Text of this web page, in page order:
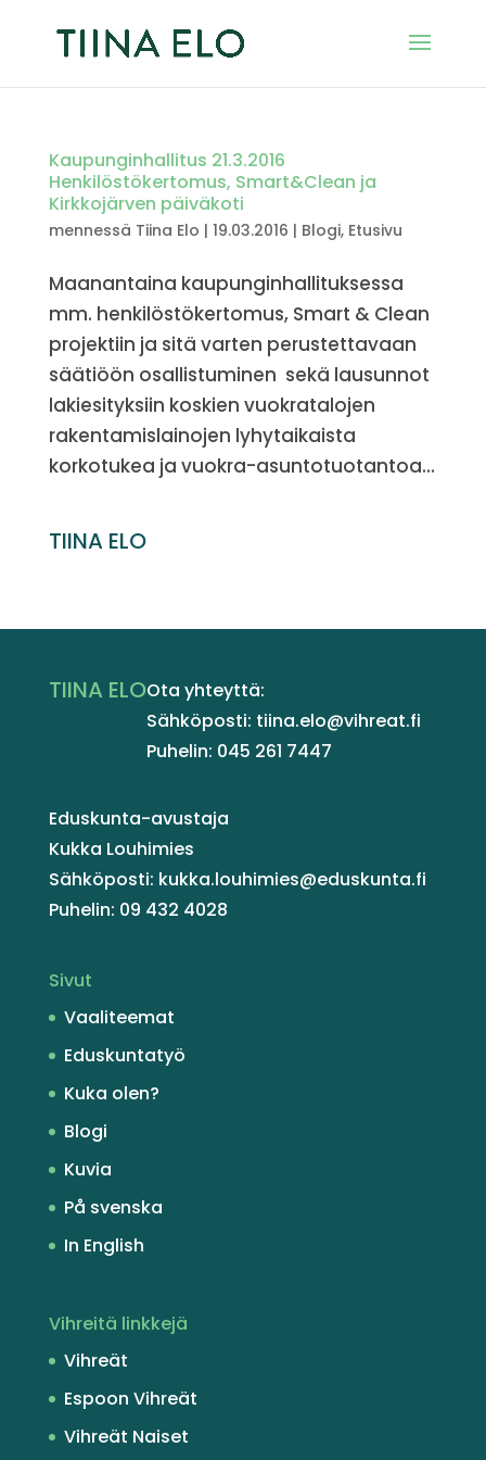
Kaupunginhallitus 21.3.2016
Henkilöstökertomus, Smart&Clean ja
Kirkkojärven päiväkoti
mennessä Tiina Elo | 19.03.2016 | Blogi, Etusivu
Maanantaina kaupunginhallituksessa
mm. henkilöstökertomus, Smart & Clean
projektiin ja sitä varten perustettavaan
säätiöön osallistuminen sekä lausunnot
lakiesityksiin koskien vuokratalojen
rakentamislainojen lyhytaikaista
korkotukea ja vuokra-asuntotuotantoa...
TIINA ELO
TIINA ELOOta yhteyttä:
Sähköposti: tiina.elo@vihreat.fi
Puhelin: 045 261 7447
Eduskunta-avustaja
Kukka Louhimies
Sähköposti: kukka.louhimies@eduskunta.fi
Puhelin: 09 432 4028
Sivut
Vaaliteemat
Eduskuntatyö
Kuka olen?
Blogi
Kuvia
På svenska
In English
Vihreitä linkkejä
Vihreät
Espoon Vihreät
Vihreät Naiset